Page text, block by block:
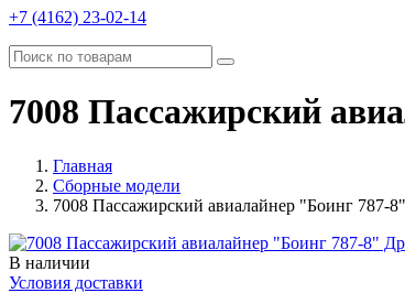
+7 (4162) 23-02-14
7008 Пассажирский
Главная
Сборные модели
7008 Пассажирский авиалайнер "Боинг 787-
В наличии
Условия доставки